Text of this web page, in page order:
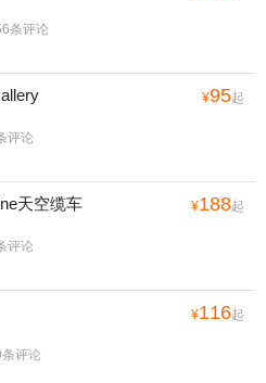
条评论
¥95起
评论
天空缆车 ¥188起
评论
¥116起
评论